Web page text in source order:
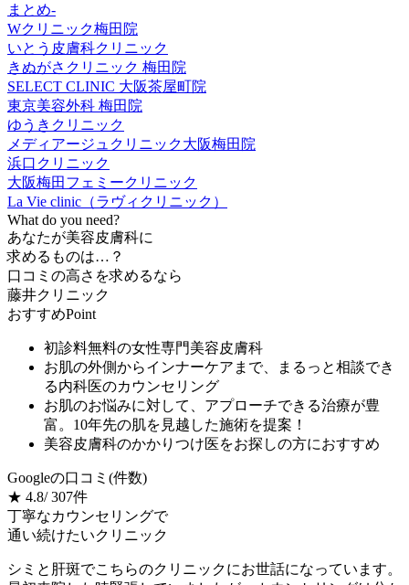
まとめ‐
Wクリニック梅田院
いとう皮膚科クリニック
きぬがさクリニック 梅田院
SELECT CLINIC 大阪茶屋町院
東京美容外科 梅田院
ゆうきクリニック
メディアージュクリニック大阪梅田院
浜口クリニック
大阪梅田フェミークリニック
La Vie clinic（ラヴィクリニック）
What do you need?
あなたが美容皮膚科に
求めるものは…？
口コミの高さ を求めるなら
藤井クリニック
おすすめPoint
初診料無料の女性専門美容皮膚科
お肌の外側からインナーケアまで、まるっと相談でき
る内科医のカウンセリング
お肌のお悩みに対して、アプローチできる治療が豊
富。10年先の肌を見越した施術を提案！
美容皮膚科のかかりつけ医をお探しの方におすすめ
Googleの⼝コミ(件数)
★ 4.8/ 307件
丁寧なカウンセリングで
通い続けたいクリニック
シミと肝斑でこちらのクリニックにお世話になっています。